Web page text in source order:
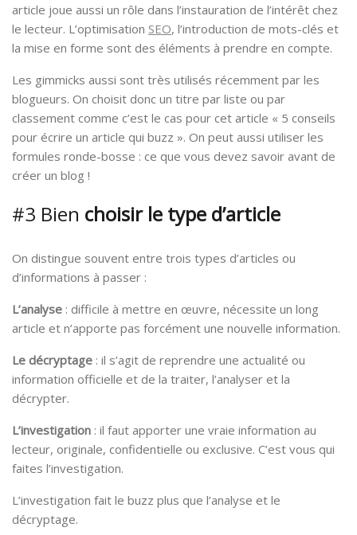
article joue aussi un rôle dans l’instauration de l’intérêt chez
le lecteur. L’optimisation SEO, l’introduction de mots-clés et
la mise en forme sont des éléments à prendre en compte.
Les gimmicks aussi sont très utilisés récemment par les
blogueurs. On choisit donc un titre par liste ou par
classement comme c’est le cas pour cet article « 5 conseils
pour écrire un article qui buzz ». On peut aussi utiliser les
formules ronde-bosse : ce que vous devez savoir avant de
créer un blog !
#3 Bien choisir le type d’article
On distingue souvent entre trois types d’articles ou
d’informations à passer :
L’analyse : difficile à mettre en œuvre, nécessite un long
article et n’apporte pas forcément une nouvelle information.
Le décryptage : il s’agit de reprendre une actualité ou
information officielle et de la traiter, l’analyser et la
décrypter.
L’investigation : il faut apporter une vraie information au
lecteur, originale, confidentielle ou exclusive. C’est vous qui
faites l’investigation.
L’investigation fait le buzz plus que l’analyse et le
décryptage.